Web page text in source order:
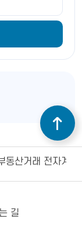
동산거래 전자계약
길